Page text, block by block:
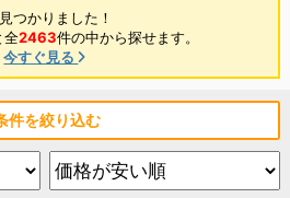
見つかりました！
全2463件の中から探せます。
今すぐ見る
件を絞り込む